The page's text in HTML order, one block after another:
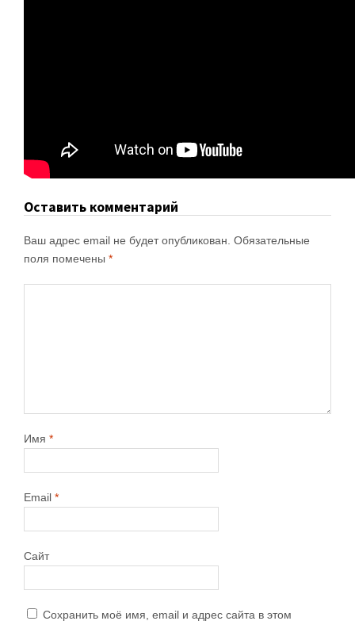
Оставить комментарий
Ваш адрес email не будет опубликован. Обязательные
поля помечены *
Имя *
Email *
Сайт
Сохранить моё имя, email и адрес сайта в этом